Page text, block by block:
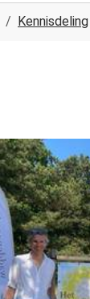
Kennisdeling